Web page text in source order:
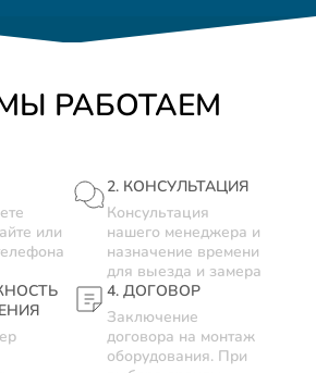
РАБОТАЕМ
или
2. КОНСУЛЬТАЦИЯ
Консультация
нашего менеджера и
назначение времени
для выезда и замера
4. ДОГОВОР
Заключение
договора на монтаж
оборудования. При